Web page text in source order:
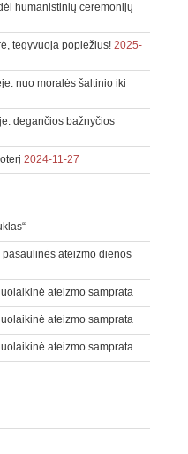
humanistinių ceremonijų
tegyvuoja popiežius! 2025-
nuo moralės šaltinio iki
degančios bažnyčios
2024-11-27
pasaulinės ateizmo dienos
ateizmo samprata
ateizmo samprata
ateizmo samprata